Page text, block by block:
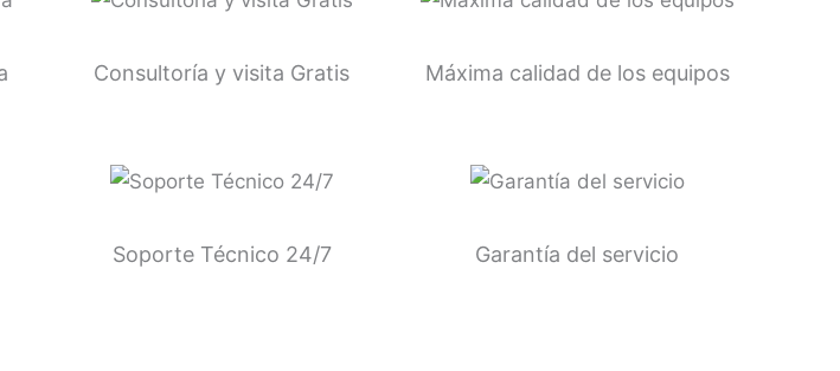
Consultoría y visita Gratis Máxima calidad de los equipos
Soporte Técnico 24/7 Garantía del servicio